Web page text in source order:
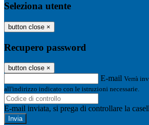
Seleziona utente
button close ×
Recupero password
button close ×
E-mail Verrà
all'indirizzo indicato con le istruzioni necessarie.
E-mail inviata, si prega di controllare la